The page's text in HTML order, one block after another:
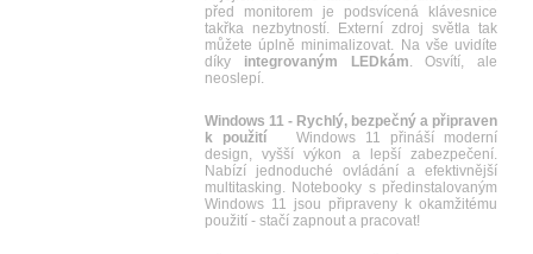
před monitorem je podsvícená klávesnice
takřka nezbytností. Externí zdroj světla tak
můžete úplně minimalizovat. Na vše uvidíte
díky integrovaným LEDkám. Osvítí, ale
neoslepí.
Windows 11 - Rychlý, bezpečný a připraven
k použití Windows 11 přináší moderní
design, vyšší výkon a lepší zabezpečení.
Nabízí jednoduché ovládání a efektivnější
multitasking. Notebooky s předinstalovaným
Windows 11 jsou připraveny k okamžitému
použití - stačí zapnout a pracovat!